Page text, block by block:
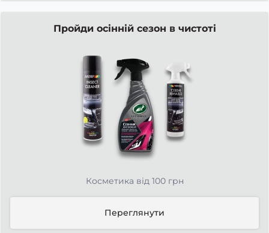
Пройди осінній сезон в чистоті
Косметика від 100 грн
Переглянути